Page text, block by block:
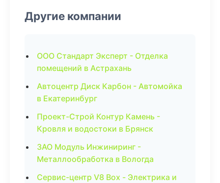
Другие компании
ООО Стандарт Эксперт - Отделка
помещений в Астрахань
Автоцентр Диск Карбон - Автомойка
в Екатеринбург
Проект-Строй Контур Камень -
Кровля и водостоки в Брянск
ЗАО Модуль Инжиниринг -
Металлообработка в Вологда
Сервис-центр V8 Box - Электрика и